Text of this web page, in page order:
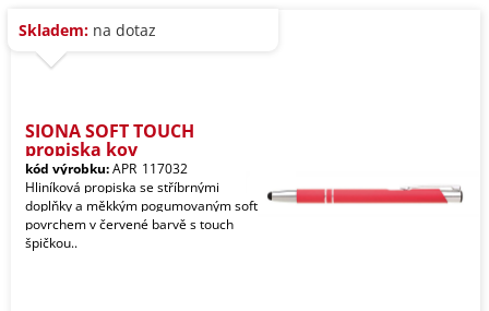
Skladem: na dotaz
SIONA SOFT TOUCH
propiska kov
kód výrobku:APR_117032
Hliníková propiska se stříbrnými
doplňky a měkkým pogumovaným soft
povrchem v červené barvě s touch
špičkou..